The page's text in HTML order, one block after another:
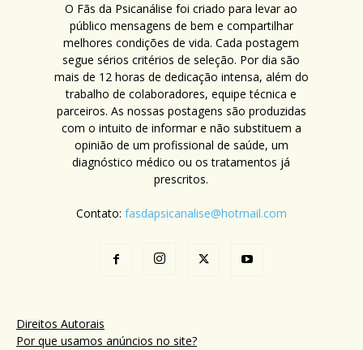
O Fãs da Psicanálise foi criado para levar ao
público mensagens de bem e compartilhar
melhores condições de vida. Cada postagem
segue sérios critérios de seleção. Por dia são
mais de 12 horas de dedicação intensa, além do
trabalho de colaboradores, equipe técnica e
parceiros. As nossas postagens são produzidas
com o intuito de informar e não substituem a
opinião de um profissional de saúde, um
diagnóstico médico ou os tratamentos já
prescritos.
Contato: fasdapsicanalise@hotmail.com
Direitos Autorais
Por que usamos anúncios no site?